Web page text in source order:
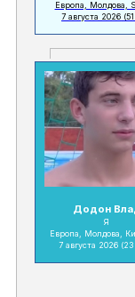
Европа, Молдова,
7 августа 2026
Додон
Я
Европа, Молдова,
7 августа 2026 (23